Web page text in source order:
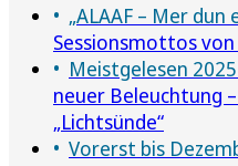
„ALAAF – Mer dun
Sessionsmottos von
Meistgelesen 2025
neuer Beleuchtung
„Lichtsünde“
Vorerst bis